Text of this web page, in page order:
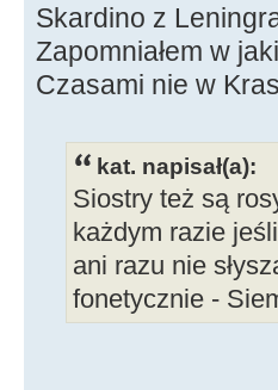
Skardino z
Zapomniałem w
Czasami nie w
kat. napisał(a):
Siostry też są
każdym razie
ani razu nie
fonetycznie -